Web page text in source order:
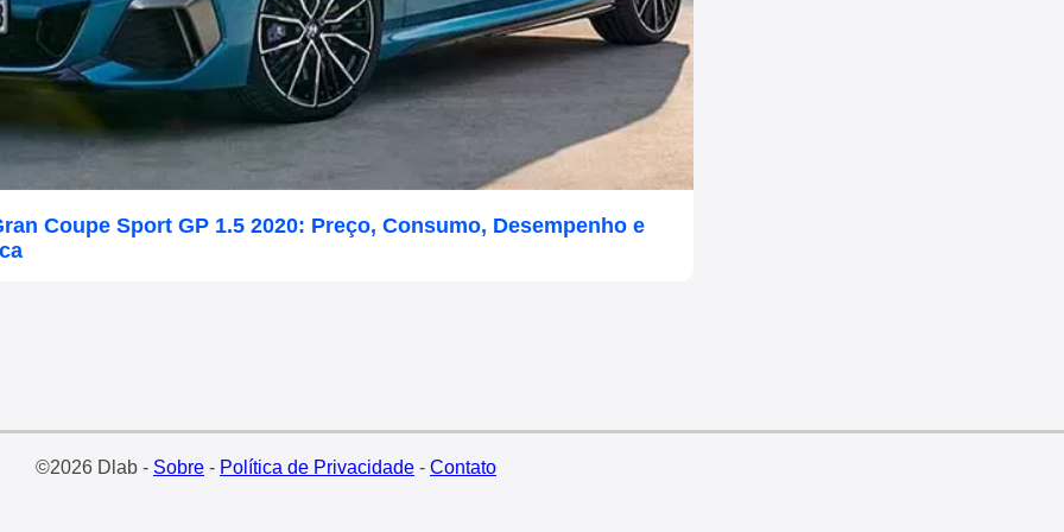
Coupe Sport GP 1.5 2020: Preço, Consumo, Desempenho e
©2026 Dlab - Sobre- Política de Privacidade- Contato